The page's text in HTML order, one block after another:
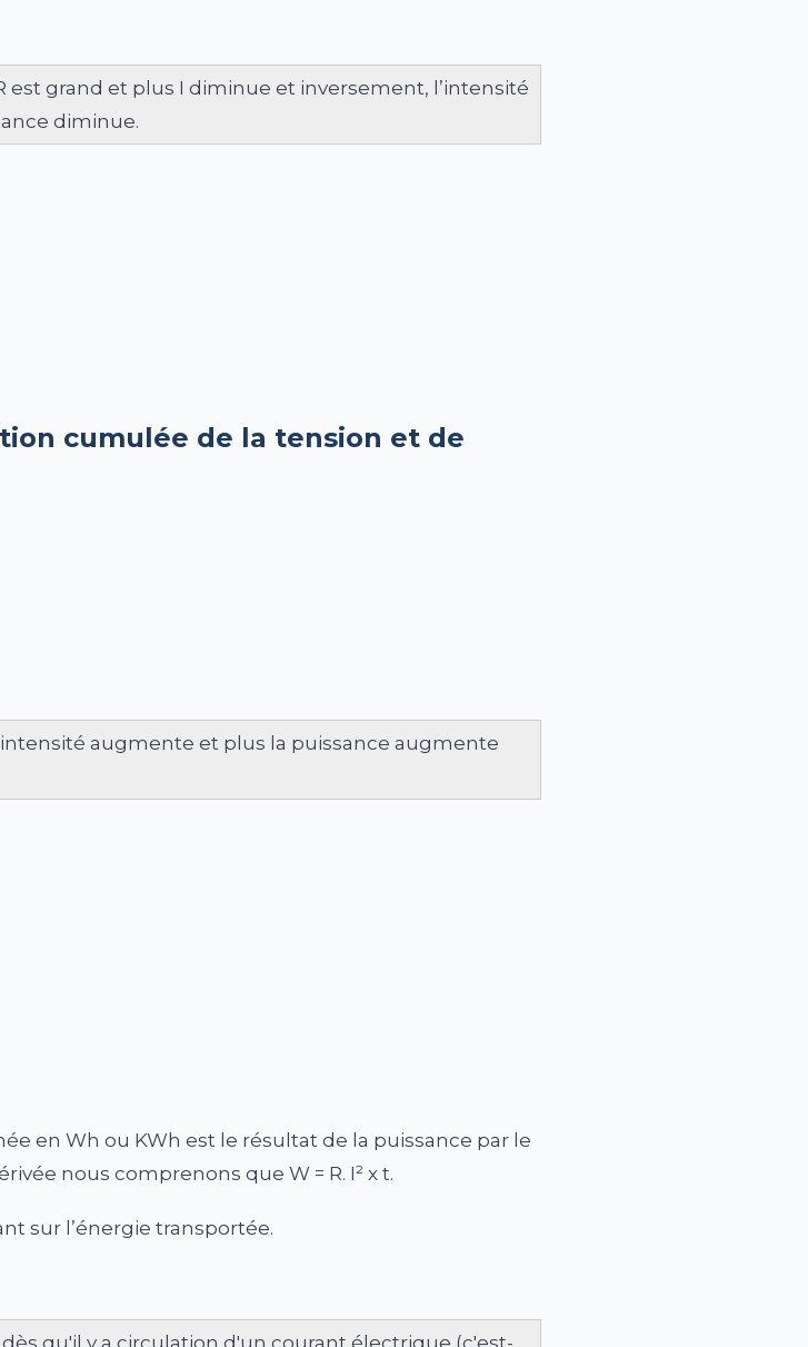
est grand et plus I diminue et inversement, l’intensité
diminue.
cumulée de la tension et de
augmente et plus la puissance augmente
en Wh ou KWh est le résultat de la puissance par le
nous comprenons que W = R. I² x t.
sur l’énergie transportée.
qu'il y a circulation d'un courant électrique (c'est-